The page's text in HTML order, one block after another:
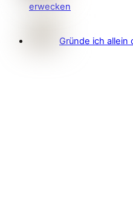
erwecken
Gründe ich allein